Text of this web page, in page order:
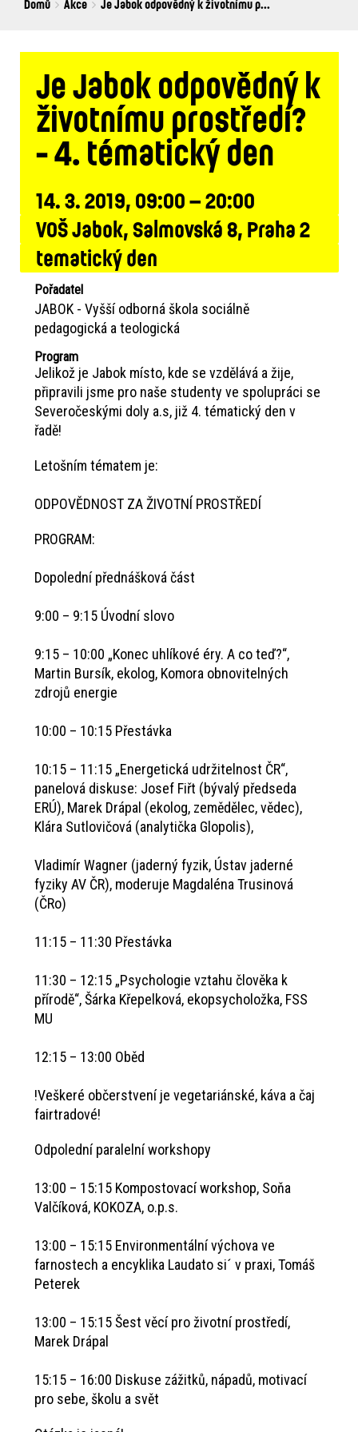
Breadcrumbs
You
Domů Akce Je Jabok odpovědný k životnímu p...
Je Jabok odpovědný k
životnímu prostředí?
- 4. tématický den
14. 3. 2019, 09:00 – 20:00
VOŠ Jabok, Salmovská 8, Praha 2
tematický den
Pořadatel
JABOK - Vyšší odborná škola sociálně
pedagogická a teologická
Program
Jelikož je Jabok místo, kde se vzdělává a žije,
připravili jsme pro naše studenty ve spolupráci se
Severočeskými doly a.s, již 4. tématický den v
řadě!
Letošním tématem je:
ODPOVĚDNOST ZA ŽIVOTNÍ PROSTŘEDÍ
PROGRAM:
Dopolední přednášková část
9:00 – 9:15 Úvodní slovo
9:15 – 10:00 „Konec uhlíkové éry. A co teď?“,
Martin Bursík, ekolog, Komora obnovitelných
zdrojů energie
10:00 – 10:15 Přestávka
10:15 – 11:15 „Energetická udržitelnost ČR“,
panelová diskuse: Josef Fiřt (bývalý předseda
ERÚ), Marek Drápal (ekolog, zemědělec, vědec),
Klára Sutlovičová (analytička Glopolis),
Vladimír Wagner (jaderný fyzik, Ústav jaderné
fyziky AV ČR), moderuje Magdaléna Trusinová
(ČRo)
11:15 – 11:30 Přestávka
11:30 – 12:15 „Psychologie vztahu člověka k
přírodě“, Šárka Křepelková, ekopsycholožka, FSS
MU
12:15 – 13:00 Oběd
!Veškeré občerstvení je vegetariánské, káva a čaj
fairtradové!
Odpolední paralelní workshopy
13:00 – 15:15 Kompostovací workshop, Soňa
Valčíková, KOKOZA, o.p.s.
13:00 – 15:15 Environmentální výchova ve
farnostech a encyklika Laudato si´ v praxi, Tomáš
Peterek
13:00 – 15:15 Šest věcí pro životní prostředí,
Marek Drápal
15:15 – 16:00 Diskuse zážitků, nápadů, motivací
pro sebe, školu a svět